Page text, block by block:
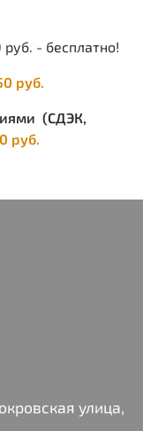
- бесплатно!
руб.
(СДЭК,
руб.
улица,